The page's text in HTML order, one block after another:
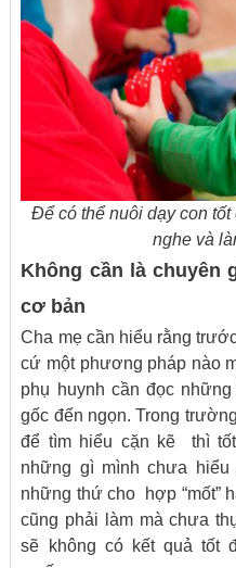
Để có thể nuôi dạy con
nghe và
Không cần là chuyên
cơ bản
Cha mẹ cần hiểu rằng
cứ một phương pháp nào
phụ huynh cần đọc
gốc đến ngọn. Trong
để tìm hiểu cặn kẽ thì
những gì mình chưa
những thứ cho hợp “mốt”
cũng phải làm mà chưa
sẽ không có kết quả tốt